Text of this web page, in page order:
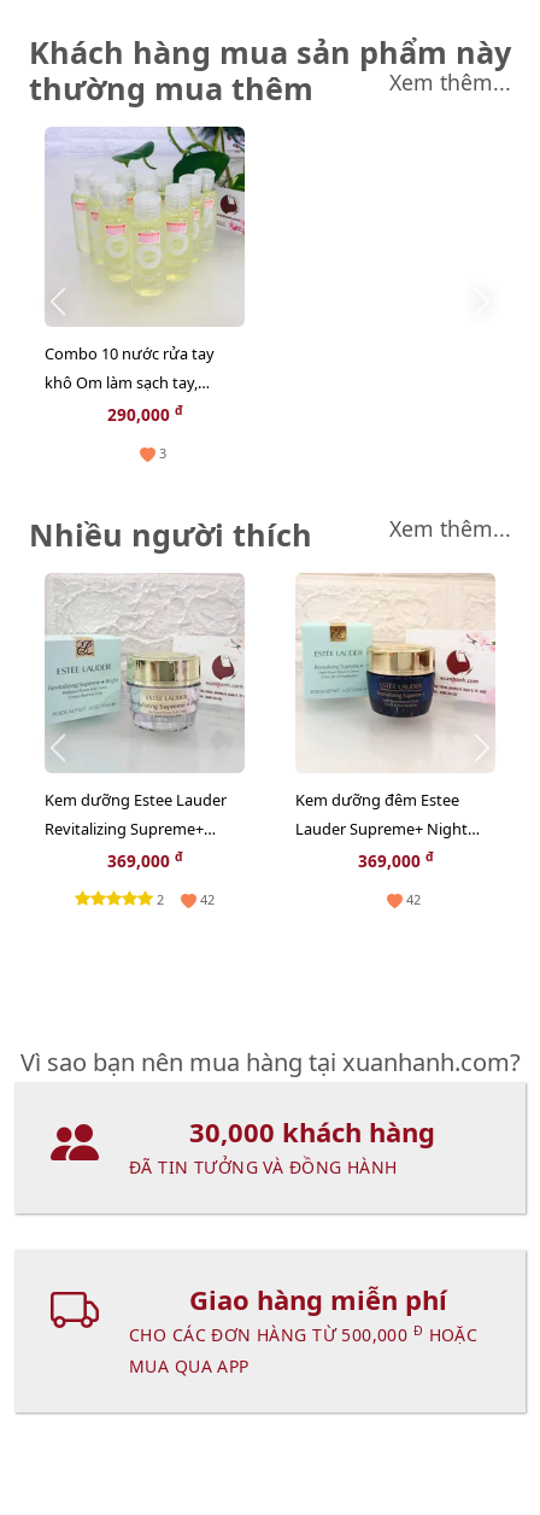
Khách hàng mua sản phẩm này
thường mua thêm
Xem thêm...
Combo 10 nước rửa tay
khô Om làm sạch tay,
kháng khuẩn tốt, 50ml*10
290,000 đ
3
Nhiều người thích Xem thêm...
Kem dưỡng Estee Lauder
Revitalizing Supreme+
Bright trắng sáng da toàn
diện, 15ml
369,000 đ
2 42
Kem dưỡng đêm Estee
Lauder Supreme+ Night
phục hồi và tăng sinh
369,000 đ
42
Vì sao bạn nên mua hàng tại xuanhanh.com?
30,000 khách hàng
ĐÃ TIN TƯỞNG VÀ ĐỒNG HÀNH
Giao hàng miễn phí
CHO CÁC ĐƠN HÀNG TỪ 500,000 Đ HOẶC
MUA QUA APP